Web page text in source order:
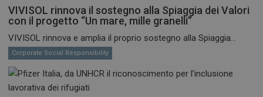
VIVISOL rinnova il sostegno alla Spiaggia dei Valori
con il progetto “Un mare, mille granelli”
VIVISOL rinnova e amplia il proprio sostegno alla Spiaggia...
Corporate Social Responsibility